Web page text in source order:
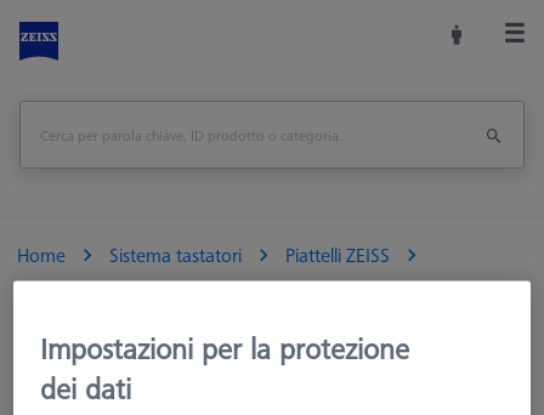
Home Sistema tastatori
Piattelli ZEISS
Piattelli VAST/VAST XT
Piattelli VAST/VAST XT, M5 Pro, senza cubo
Impostazioni per la protezione
dei dati